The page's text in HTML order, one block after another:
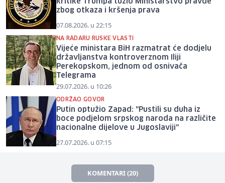
zbog otkaza i kršenja prava
07.08.2026. u 22:15
NA RADARU RUSKE VLASTI
Vijeće ministara BiH razmatrat će dodjelu
državljanstva kontroverznom Iliji
Perekopskom, jednom od osnivača
Telegrama
29.07.2026. u 10:26
ODRŽAO GOVOR
Putin optužio Zapad: "Pustili su duha iz
boce podjelom srpskog naroda na različite
nacionalne dijelove u Jugoslaviji"
27.07.2026. u 07:15
KOMENTARI (20)